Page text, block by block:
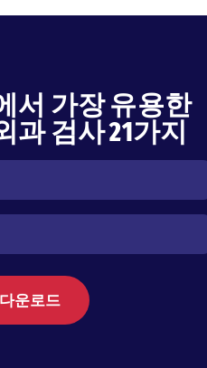
서 가장 유용한
과 검사 21가지
운로드